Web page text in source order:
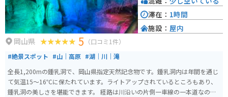
岡山県 5 （口コミ1件）
#絶景スポット #山｜高原 #湖｜川｜滝
全長1,200mの鍾乳洞で、岡山県指定天然記念物です。鍾乳洞内は年間を通じ
て気温15〜16℃に保たれています。ライトアップされているところもあり、
鍾乳洞の美しさを堪能できます。 経路は川沿いの片側一車線の一本道なの
滞在： 1時間
施設： 屋内